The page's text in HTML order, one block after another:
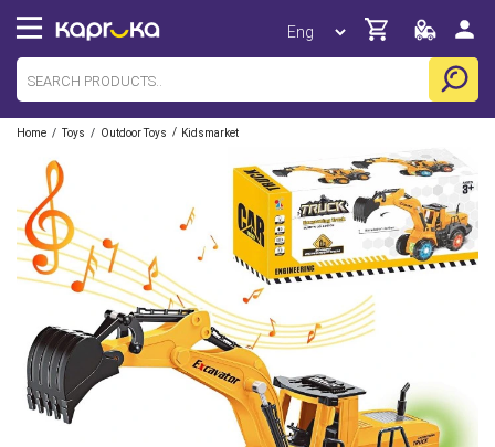
Home / Toys / Outdoor Toys / Kidsmarket